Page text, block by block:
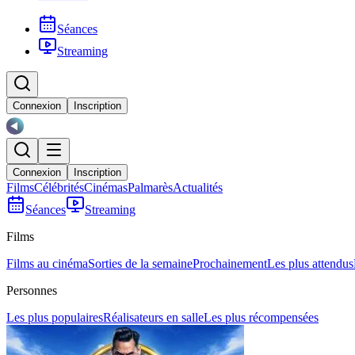
Séances
Streaming
Connexion Inscription
Connexion Inscription
FilmsCélébritésCinémasPalmarèsActualités
Séances
Streaming
Films
Films au cinémaSorties de la semaineProchainementLes plus attendus
Personnes
Les plus populairesRéalisateurs en salleLes plus récompensées